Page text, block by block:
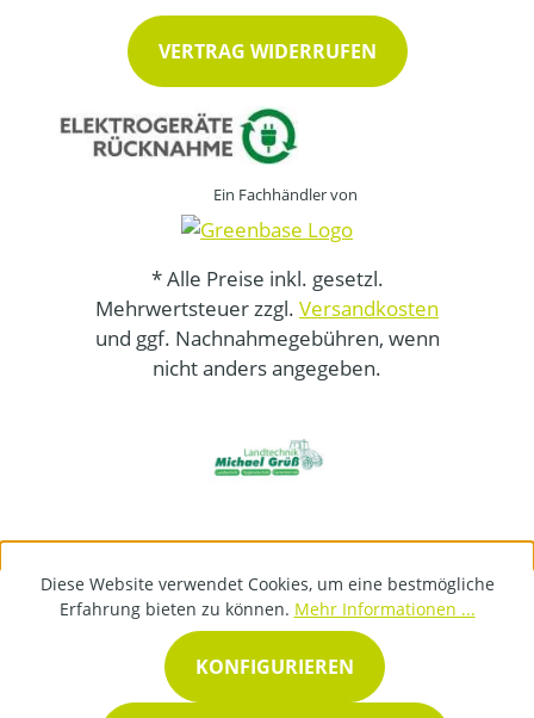
VERTRAG WIDERRUFEN
Ein Fachhändler von
* Alle Preise inkl. gesetzl.
Mehrwertsteuer zzgl. Versandkosten
und ggf. Nachnahmegebühren, wenn
nicht anders angegeben.
Diese Website verwendet Cookies, um eine bestmögliche
Erfahrung bieten zu können. Mehr Informationen ...
KONFIGURIEREN